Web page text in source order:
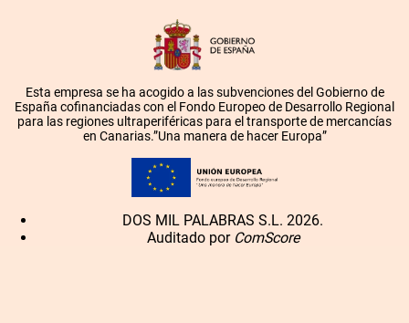
Esta empresa se ha acogido a las subvenciones del Gobierno de
España cofinanciadas con el Fondo Europeo de Desarrollo Regional
para las regiones ultraperiféricas para el transporte de mercancías
en Canarias.”Una manera de hacer Europa”
DOS MIL PALABRAS S.L. 2026.
Auditado por ComScore